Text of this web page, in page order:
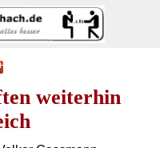
weiterhin